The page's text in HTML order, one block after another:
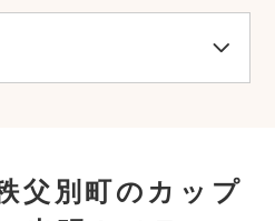
父別町のカップ